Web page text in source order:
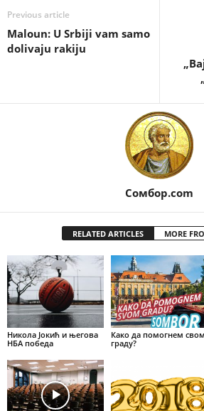
Previous article
Maloun: U Srbiji vam samo
dolivaju rakiju
Сомбор.com
RELATED ARTICLES MORE
Никола Јокић и његова
НБА победа
Како да помогнем свом
граду?